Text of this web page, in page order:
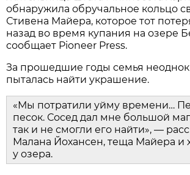
обнаружила обручальное кольцо
Стивена Майера, которое тот
назад во время купания на озере
сообщает Pioneer Press.
За прошедшие годы семья
пыталась найти украшение.
«Мы потратили уйму времени…
песок. Сосед дал мне большой
так и не смогли его найти», —
Малана Йохансен, теща Майера и
у озера.